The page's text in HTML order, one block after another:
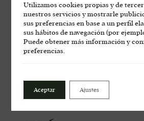
Martín en la
Utilizamos cookies propias y de
nuestros servicios y mostrarle
sus preferencias en base a un perfil
sus hábitos de navegación (por
Puede obtener más información y
preferencias.
Aceptar Ajustes